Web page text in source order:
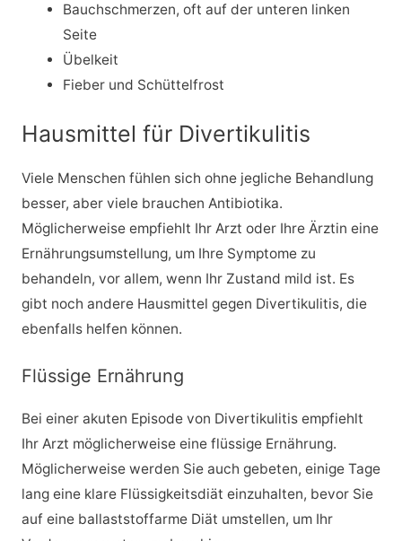
Bauchschmerzen, oft auf der unteren linken
Seite
Übelkeit
Fieber und Schüttelfrost
Hausmittel für Divertikulitis
Viele Menschen fühlen sich ohne jegliche Behandlung
besser, aber viele brauchen Antibiotika.
Möglicherweise empfiehlt Ihr Arzt oder Ihre Ärztin eine
Ernährungsumstellung, um Ihre Symptome zu
behandeln, vor allem, wenn Ihr Zustand mild ist. Es
gibt noch andere Hausmittel gegen Divertikulitis, die
ebenfalls helfen können.
Flüssige Ernährung
Bei einer akuten Episode von Divertikulitis empfiehlt
Ihr Arzt möglicherweise eine flüssige Ernährung.
Möglicherweise werden Sie auch gebeten, einige Tage
lang eine klare Flüssigkeitsdiät einzuhalten, bevor Sie
auf eine ballaststoffarme Diät umstellen, um Ihr